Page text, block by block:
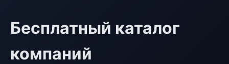
Бесплатный каталог
компаний